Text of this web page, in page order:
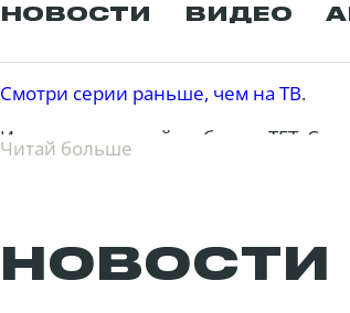
НОВОСТИ ВИДЕО
Смотри серии раньше, чем на ТВ.
История страстной любви на ТЕТ.
братья-совладельцы Джан и Эмре.
Смотри сериал "Ранняя пташка"
Читай больше
НОВОСТИ